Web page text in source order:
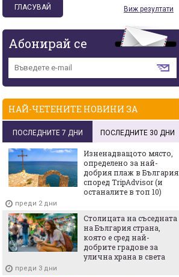
Виж резултати
Абонирай се
НАЙ-ЧЕТЕНИТЕ НОВИНИ ЗА
ПОСЛЕДНИТЕ 7 ДНИ ПОСЛЕДНИТЕ 30 ДНИ
Изненадващото място,
определено за най-
добрия плаж в България
според TripAdvisor (и
останалите в топ 10)
преди 2 дни
Столицата на съседната
на България страна,
която е сред най-
добрите градове за
улична храна в света
преди 3 дни